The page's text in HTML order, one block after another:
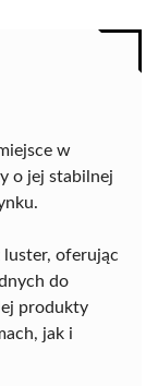
w
o jej stabilnej
luster, oferując
do
produkty
jak i